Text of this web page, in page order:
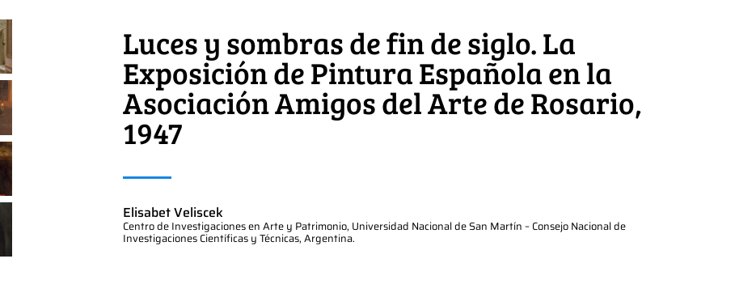
Luces y sombras de fin de siglo. La
Exposición de Pintura Española en la
Asociación Amigos del Arte de Rosario,
1947
Elisabet Veliscek
Centro de Investigaciones en Arte y Patrimonio, Universidad Nacional de San Martín – Consejo Nacional de
Investigaciones Científicas y Técnicas, Argentina.